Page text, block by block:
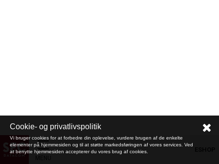
Cookie- og privatlivspolitik
Vi bruger cookies for at forbedre din oplevelse, vurdere brugen af de enkelte
elementer på hjemmesiden og til at støtte markedsføringen af vores services. Ved
at benytte hjemmesiden accepterer du vores brug af cookies.